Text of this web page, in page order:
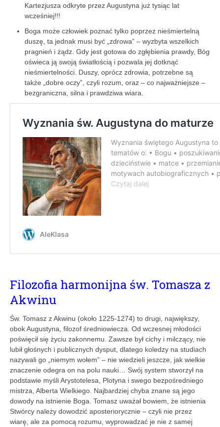
Kartezjusza odkryte przez Augustyna już tysiąc lat
wcześniej!!!
Boga może człowiek poznać tylko poprzez nieśmiertelną
duszę, ta jednak musi być „zdrowa” – wyzbyta wszelkich
pragnień i żądz. Gdy jest gotowa do zgłębienia prawdy, Bóg
oświeca ją swoją światłością i pozwala jej dotknąć
nieśmiertelności. Duszy, oprócz zdrowia, potrzebne są
także „dobre oczy”, czyli rozum, oraz – co najważniejsze –
bezgraniczna, silna i prawdziwa wiara.
Filozofia harmonijna św. Tomasza z
Akwinu
Św. Tomasz z Akwinu (około 1225-1274) to drugi, największy,
obok Augustyna, filozof średniowiecza. Od wczesnej młodości
poświęcił się życiu zakonnemu. Zawsze był cichy i milczący, nie
lubił głośnych i publicznych dysput, dlatego koledzy na studiach
nazywali go „niemym wołem” – nie wiedzieli jeszcze, jak wielkie
znaczenie odegra on na polu nauki… Swój system stworzył na
podstawie myśli Arystotelesa, Plotyna i swego bezpośredniego
mistrza, Alberta Wielkiego. Najbardziej chyba znane są jego
dowody na istnienie Boga. Tomasz uważał bowiem, że istnienia
Stwórcy należy dowodzić aposteriorycznie – czyli nie przez
wiarę, ale za pomocą rozumu, wyprowadzać je nie z samej